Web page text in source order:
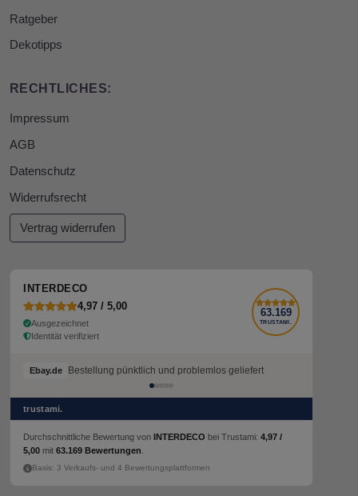
Ratgeber
Dekotipps
RECHTLICHES:
Impressum
AGB
Datenschutz
Widerrufsrecht
Vertrag widerrufen
INTERDECO
4,97 / 5,00
Ausgezeichnet
Identität verifiziert
63.169
TRUSTAMI.
Ebay.de Bestellung pünktlich und problemlos geliefert
trustami.
Durchschnittliche Bewertung von INTERDECO bei Trustami: 4,97 /
5,00 mit 63.169 Bewertungen
Basis: 3 Verkaufs- und 4 Bewertungsplattformen